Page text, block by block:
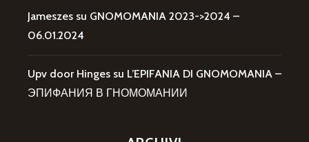
Jameszes su GNOMOMANIA 2023->2024 –
06.01.2024
Upv door Hinges su L’EPIFANIA DI GNOMOMANIA –
ЭПИФАНИЯ В ГНОМОМАНИИ